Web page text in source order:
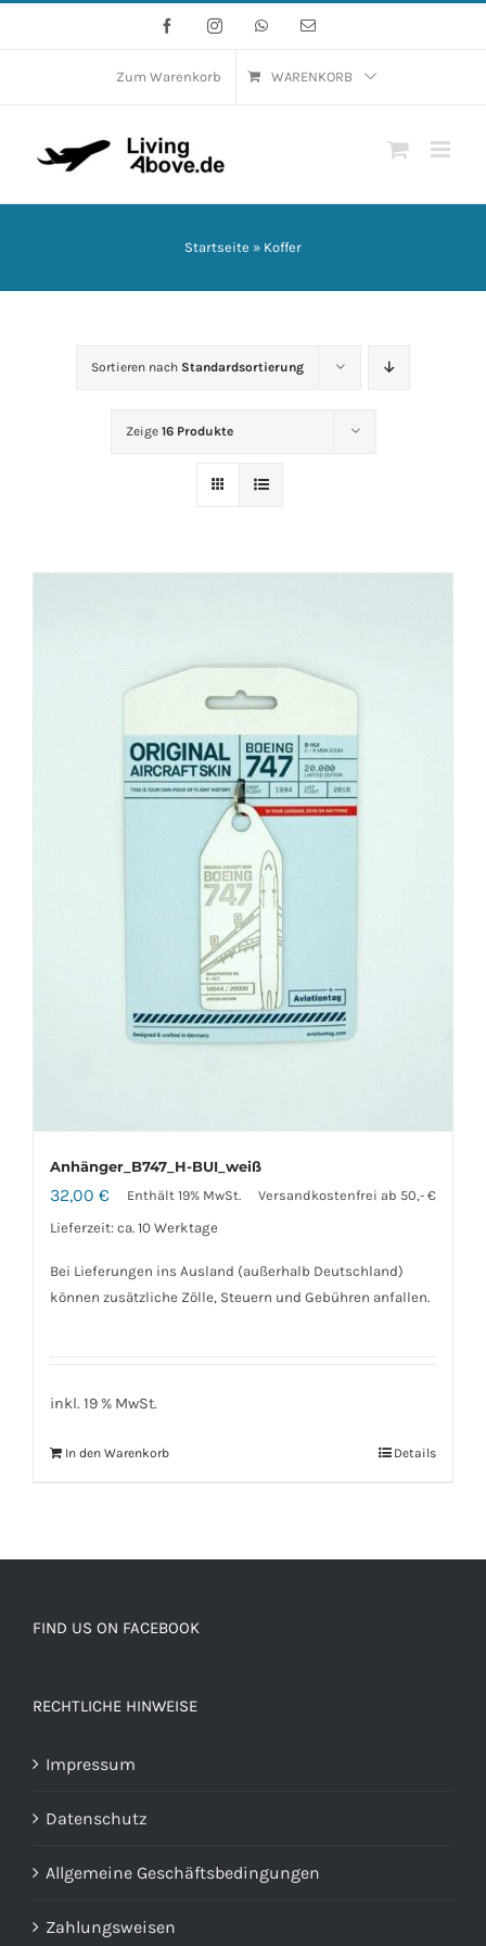
FacebookInstagramWhatsApp
E-
Zum Warenkorb WARENKORB
Startseite » Koffer
Sortieren nach Standardsortierung
Zeige 16 Produkte
Anhänger_B747_H-BUI_weiß
32,00 € Enthält 19% MwSt.
Versandkostenfrei ab 50,- €
Lieferzeit: ca. 10 Werktage
Bei Lieferungen ins Ausland (außerhalb Deutschland)
können zusätzliche Zölle, Steuern und Gebühren anfallen.
inkl. 19 % MwSt.
In den Warenkorb Details
FIND US ON FACEBOOK
RECHTLICHE HINWEISE
Impressum
Datenschutz
Allgemeine Geschäftsbedingungen
Zahlungsweisen